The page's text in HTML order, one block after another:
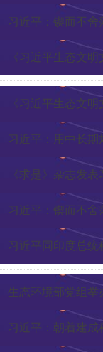
《习近平生态文
《习近平生态文
习近平：用中长
《求是》杂志发
习近平：锲而不
习近平同印度总
生态环境部党组举
习近平：朝着建成